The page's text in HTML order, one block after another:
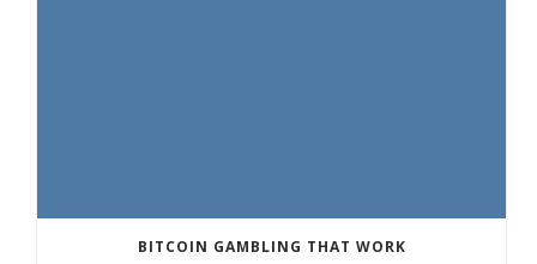
BITCOIN GAMBLING THAT WORK